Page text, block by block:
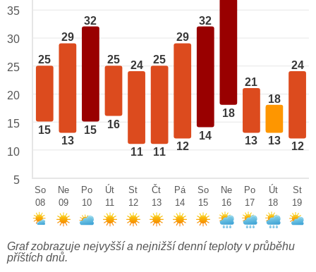
25
15
29
13
32
15
25
16
24
11
25
11
29
12
32
14
18
21
13
18
13
24
12
35
30
25
20
15
10
5
So
08
Ne
09
Po
10
Út
11
St
12
Čt
13
Pá
14
So
15
Ne
16
Po
17
Út
18
St
19
Graf zobrazuje nejvyšší a nejnižší denní teploty v průběhu
příštích dnů.